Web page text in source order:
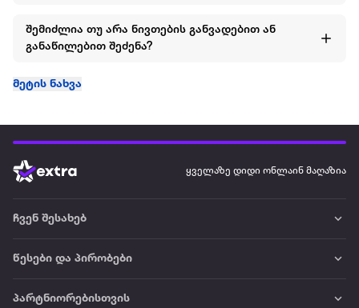
შემიძლია თუ არა ნივთების განვადებით ან
განაწილებით შეძენა?
მეტის ნახვა
ყველაზე დიდი ონლაინ მაღაზია
ჩვენ შესახებ
წესები და პირობები
პარტნიორებისთვის